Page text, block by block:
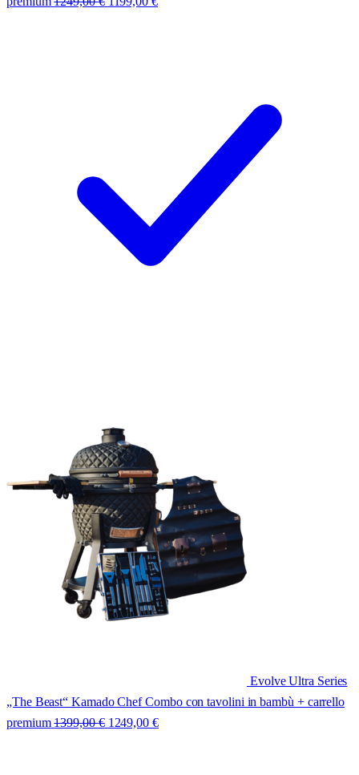
Evolve Ultra Series
„The Beast“ Kamado Chef Combo con tavolini in bambù + carrello
premium 1399,00€ 1249,00 €